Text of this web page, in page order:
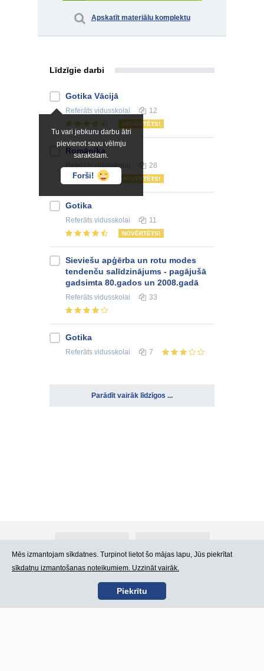
Apskatīt materiālu komplektu
Līdzīgie darbi
Tu vari jebkuru darbu ātri
pievienot savu vēlmju
sarakstam.
Forši!
Gotika Vācijā
Referāts vidusskolai 12
NOVĒRTĒTS!
Romānika
Referātsvidusskolai 28
NOVĒRTĒTS!
Gotika
Referāts vidusskolai 11
NOVĒRTĒTS!
Sieviešu apģērba un rotu modes
tendenču salīdzinājums - pagājušā
gadsimta 80.gados un 2008.gadā
Referāts vidusskolai 33
Gotika
Referāts vidusskolai 7
Parādīt vairāk līdzīgos ...
Kontakti Lietošanas noteikumi
Mēs izmantojam sīkdatnes. Turpinot lietot šo mājas lapu, Jūs piekrītat
sīkdatņu izmantošanas noteikumiem. Uzzināt vairāk.
Piekrītu